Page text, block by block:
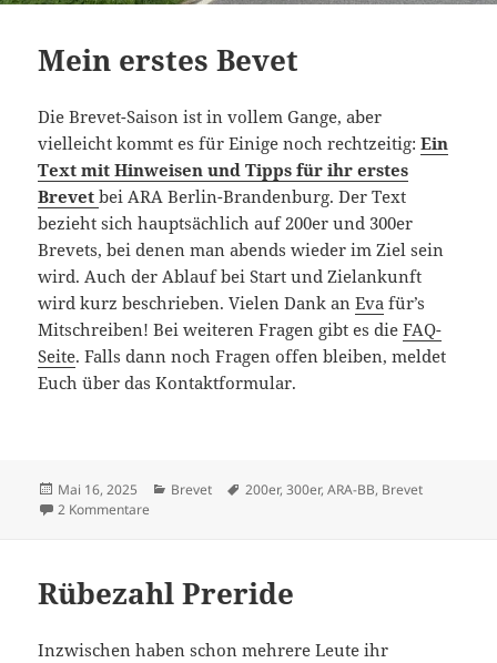
Mein erstes Bevet
Die Brevet-Saison ist in vollem Gange, aber
vielleicht kommt es für Einige noch rechtzeitig:Ein
Text mit Hinweisen und Tipps für ihr erstes
Brevet bei ARA Berlin-Brandenburg. Der Text
bezieht sich hauptsächlich auf 200er und 300er
Brevets, bei denen man abends wieder im Ziel sein
wird. Auch der Ablauf bei Start und Zielankunft
wird kurz beschrieben. Vielen Dank anEva für’s
Mitschreiben! Bei weiteren Fragen gibt es dieFAQ-
Seite. Falls dann noch Fragen offen bleiben, meldet
Euch über das Kontaktformular.
Veröffentlicht
am
Mai 16, 2025 Kategorien
Brevet Schlagwörter
200er,300er,ARA-BB, Brevet
2 Kommentare
Rübezahl Preride
Inzwischen haben schon mehrere Leute ihr